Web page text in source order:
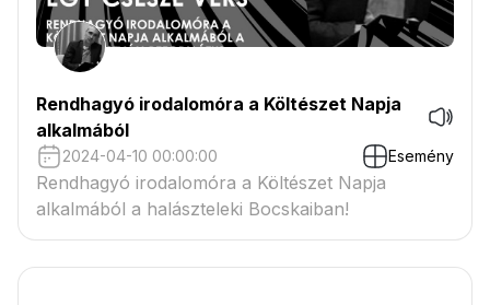
Rendhagyó irodalomóra a Költészet Napja
alkalmából
2024-04-10 00:00:00 Esemény
Rendhagyó irodalomóra a Költészet Napja
alkalmából a halászteleki Bocskaiban!